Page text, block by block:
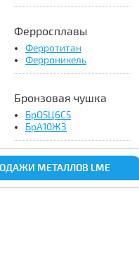
Ферросплавы
Ферротитан
Ферроникель
Бронзовая чушка
БрО5Ц6С5
БрА10Ж3
МЕТАЛЛОВ LME